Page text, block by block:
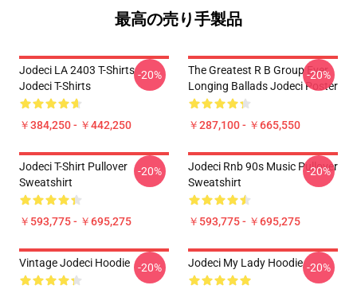
最高の売り手製品
Jodeci LA 2403 T-Shirts
Jodeci T-Shirts
￥384,250 - ￥442,250
-20%
The Greatest R B Group Ever
Longing Ballads Jodeci Poster
￥287,100 - ￥665,550
-20%
Jodeci T-Shirt Pullover
Sweatshirt
￥593,775 - ￥695,275
-20%
Jodeci Rnb 90s Music Pullover
Sweatshirt
￥593,775 - ￥695,275
-20%
Vintage Jodeci Hoodie -20% Jodeci My Lady Hoodie -20%